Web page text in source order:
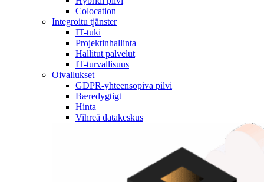
Colocation
Integroitu tjänster
IT-tuki
Projektinhallinta
Hallitut palvelut
IT-turvallisuus
Oivallukset
GDPR-yhteensopiva pilvi
Bæredygtigt
Hinta
Vihreä datakeskus